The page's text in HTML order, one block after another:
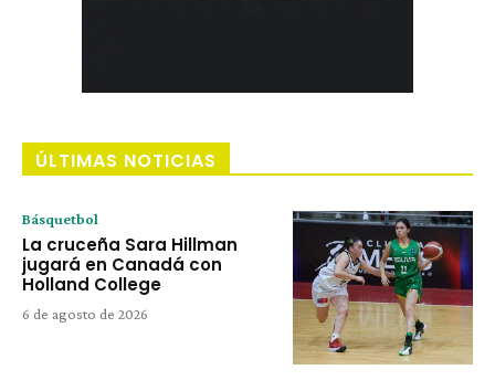
ÚLTIMAS NOTICIAS
Básquetbol
La cruceña Sara Hillman
jugará en Canadá con
Holland College
6 de agosto de 2026